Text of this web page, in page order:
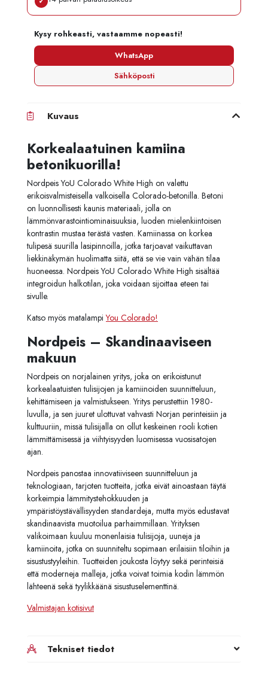
Kysy rohkeasti, vastaamme nopeasti!
WhatsApp
Sähköposti
Kuvaus
Korkealaatuinen kamiina
betonikuorilla!
Nordpeis YoU Colorado White High on valettu
erikoisvalmisteisella valkoisella Colorado-betonilla. Betoni
on luonnollisesti kaunis materiaali, jolla on
lämmönvarastointiominaisuuksia, luoden mielenkiintoisen
kontrastin mustaa terästä vasten. Kamiinassa on korkea
tulipesä suurilla lasipinnoilla, jotka tarjoavat vaikuttavan
liekkinäkymän huolimatta siitä, että se vie vain vähän tilaa
huoneessa. Nordpeis YoU Colorado White High sisältää
integroidun halkotilan, joka voidaan sijoittaa eteen tai
sivulle.
Katso myös matalampiYou Colorado!
Nordpeis – Skandinaaviseen
makuun
Nordpeis on norjalainen yritys, joka on erikoistunut
korkealaatuisten tulisijojen ja kamiinoiden suunnitteluun,
kehittämiseen ja valmistukseen. Yritys perustettiin 1980-
luvulla, ja sen juuret ulottuvat vahvasti Norjan perinteisiin ja
kulttuuriin, missä tulisijalla on ollut keskeinen rooli kotien
lämmittämisessä ja viihtyisyyden luomisessa vuosisatojen
ajan.
Nordpeis panostaa innovatiiviseen suunnitteluun ja
teknologiaan, tarjoten tuotteita, jotka eivät ainoastaan täytä
korkeimpia lämmitystehokkuuden ja
ympäristöystävällisyyden standardeja, mutta myös edustavat
skandinaavista muotoilua parhaimmillaan. Yrityksen
valikoimaan kuuluu monenlaisia tulisijoja, uuneja ja
kamiinoita, jotka on suunniteltu sopimaan erilaisiin tiloihin ja
sisustustyyleihin. Tuotteiden joukosta löytyy sekä perinteisiä
että moderneja malleja, jotka voivat toimia kodin lämmön
lähteenä sekä tyylikkäänä sisustuselementtinä.
Valmistajan kotisivut
Tekniset tiedot